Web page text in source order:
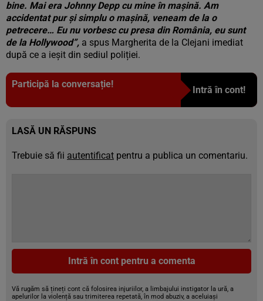
bine. Mai era Johnny Depp cu mine în mașină. Am
accidentat pur și simplu o mașină, veneam de la o
petrecere… Eu nu vorbesc cu presa din România, eu sunt
de la Hollywood”, a spus Margherita de la Clejani imediat
după ce a ieșit din sediul poliției.
Participă la conversație!
Intră în cont!
LASĂ UN RĂSPUNS
Trebuie să fii autentificat pentru a publica un comentariu.
Intră în cont pentru a comenta
Vă rugăm să țineți cont că folosirea injuriilor, a limbajului instigator la ură, a
apelurilor la violență sau trimiterea repetată, în mod abuziv, a aceluiași